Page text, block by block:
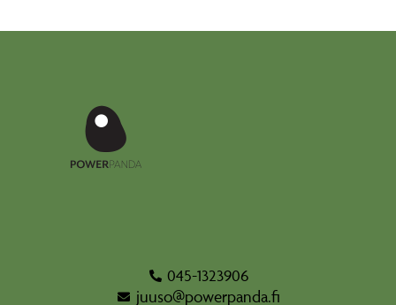
045-1323906
juuso@powerpanda.fi